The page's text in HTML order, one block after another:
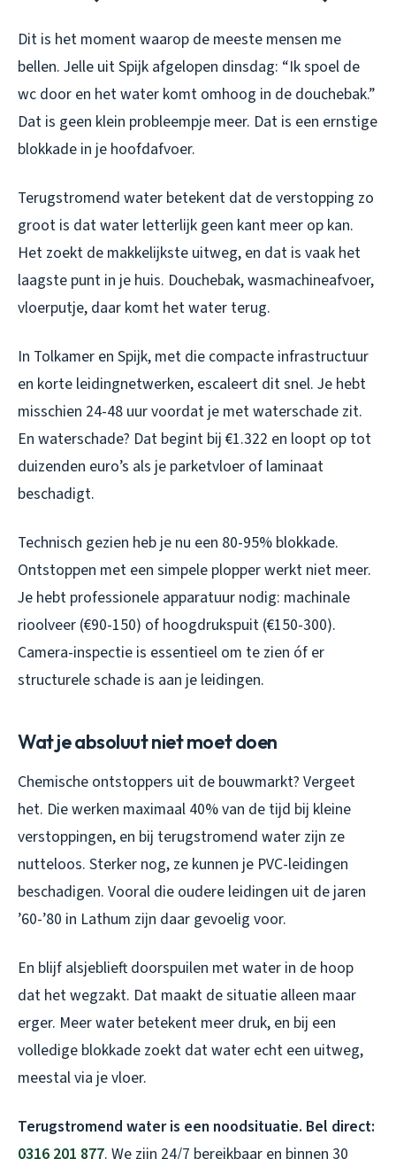
Dit is het moment waarop de meeste mensen me
bellen. Jelle uit Spijk afgelopen dinsdag: “Ik spoel de
wc door en het water komt omhoog in de douchebak.”
Dat is geen klein probleempje meer. Dat is een ernstige
blokkade in je hoofdafvoer.
Terugstromend water betekent dat de verstopping zo
groot is dat water letterlijk geen kant meer op kan.
Het zoekt de makkelijkste uitweg, en dat is vaak het
laagste punt in je huis. Douchebak, wasmachineafvoer,
vloerputje, daar komt het water terug.
In Tolkamer en Spijk, met die compacte infrastructuur
en korte leidingnetwerken, escaleert dit snel. Je hebt
misschien 24-48 uur voordat je met waterschade zit.
En waterschade? Dat begint bij €1.322 en loopt op tot
duizenden euro’s als je parketvloer of laminaat
beschadigt.
Technisch gezien heb je nu een 80-95% blokkade.
Ontstoppen met een simpele plopper werkt niet meer.
Je hebt professionele apparatuur nodig: machinale
rioolveer (€90-150) of hoogdrukspuit (€150-300).
Camera-inspectie is essentieel om te zien óf er
structurele schade is aan je leidingen.
Wat je absoluut niet moet doen
Chemische ontstoppers uit de bouwmarkt? Vergeet
het. Die werken maximaal 40% van de tijd bij kleine
verstoppingen, en bij terugstromend water zijn ze
nutteloos. Sterker nog, ze kunnen je PVC-leidingen
beschadigen. Vooral die oudere leidingen uit de jaren
’60-’80 in Lathum zijn daar gevoelig voor.
En blijf alsjeblieft doorspuilen met water in de hoop
dat het wegzakt. Dat maakt de situatie alleen maar
erger. Meer water betekent meer druk, en bij een
volledige blokkade zoekt dat water echt een uitweg,
meestal via je vloer.
Terugstromend water is een noodsituatie. Bel direct:
0316 201 877. We zijn 24/7 bereikbaar en binnen 30